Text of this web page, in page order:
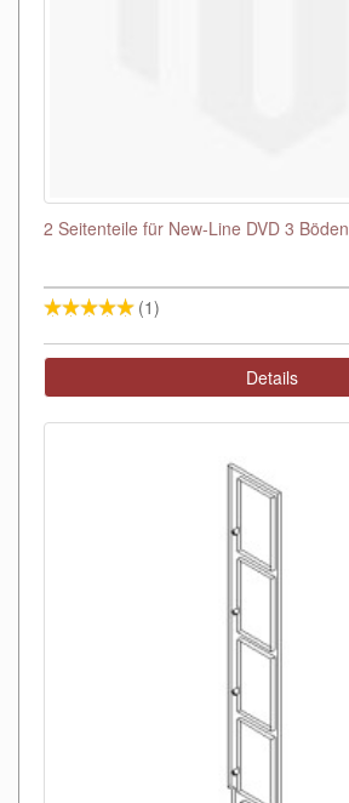
2 Seitenteile für New-Line DVD 3 Böden
(1)
Details